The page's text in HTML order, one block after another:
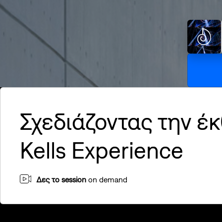
Σχεδιάζοντας την
Kells Experience
Δες το sessionon demand